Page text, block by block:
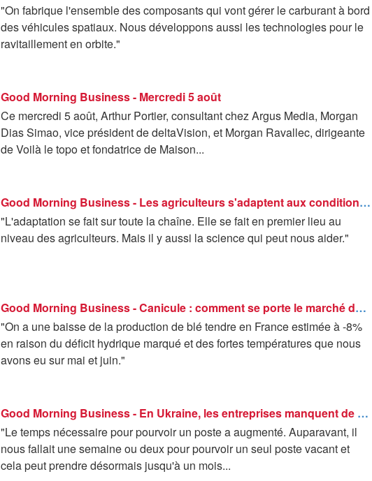
"On fabrique l'ensemble des composants qui vont gérer le carburant à bord
des véhicules spatiaux. Nous développons aussi les technologies pour le
ravitaillement en orbite."
Good Morning Business - Mercredi 5 août
Ce mercredi 5 août, Arthur Portier, consultant chez Argus Media, Morgan
Dias Simao, vice président de deltaVision, et Morgan Ravallec, dirigeante
de Voilà le topo et fondatrice de Maison...
Good Morning Business - Les agriculteurs s'adaptent aux conditions climatiques
"L'adaptation se fait sur toute la chaîne. Elle se fait en premier lieu au
niveau des agriculteurs. Mais il y aussi la science qui peut nous aider."
Good Morning Business - Canicule : comment se porte le marché des récoltes ?
"On a une baisse de la production de blé tendre en France estimée à -8%
en raison du déficit hydrique marqué et des fortes températures que nous
avons eu sur mai et juin."
Good Morning Business - En Ukraine, les entreprises manquent de main-d'œuvre
"Le temps nécessaire pour pourvoir un poste a augmenté. Auparavant, il
nous fallait une semaine ou deux pour pourvoir un seul poste vacant et
cela peut prendre désormais jusqu'à un mois...